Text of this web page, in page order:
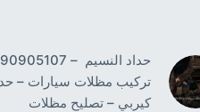
تركيب مظلات سيارات –
كيربي – تصليح مظلات